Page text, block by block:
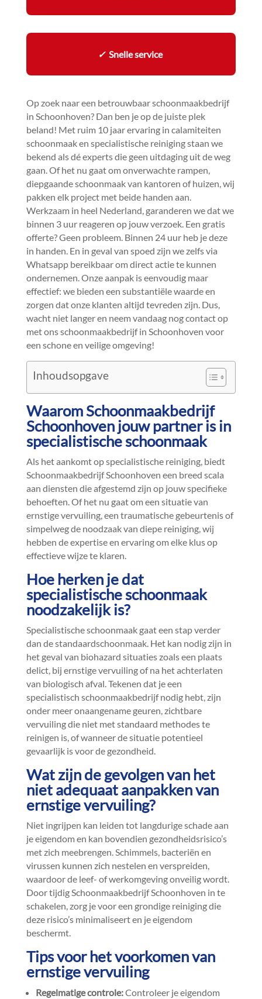
✓Snelle service
Op zoek naar een betrouwbaar schoonmaakbedrijf
in Schoonhoven? Dan ben je op de juiste plek
beland! Met ruim 10 jaar ervaring in calamiteiten
schoonmaak en specialistische reiniging staan we
bekend als dé experts die geen uitdaging uit de weg
gaan.​ Of het nu gaat om onverwachte rampen,
diepgaande schoonmaak van kantoren of huizen, wij
pakken elk project met beide handen aan.​
Werkzaam in heel Nederland, garanderen we dat we
binnen 3 uur reageren op jouw verzoek.​ Een gratis
offerte? Geen probleem.​ Binnen 24 uur heb je deze
in handen.​ En in geval van spoed zijn we zelfs via
Whatsapp bereikbaar om direct actie te kunnen
ondernemen.​ Onze aanpak is eenvoudig maar
effectief: we bieden een substantiële waarde en
zorgen dat onze klanten altijd tevreden zijn.​ Dus,
wacht niet langer en neem vandaag nog contact op
met ons schoonmaakbedrijf in Schoonhoven voor
een schone en veilige omgeving!
Inhoudsopgave
Waarom Schoonmaakbedrijf
Schoonhoven jouw partner is in
specialistische schoonmaak
Als het aankomt op specialistische reiniging, biedt
Schoonmaakbedrijf Schoonhoven een breed scala
aan diensten die afgestemd zijn op jouw specifieke
behoeften.​ Of het nu gaat om een situatie van
ernstige vervuiling, een traumatische gebeurtenis of
simpelweg de noodzaak van diepe reiniging, wij
hebben de expertise en ervaring om elke klus op
effectieve wijze te klaren.​
Hoe herken je dat
specialistische schoonmaak
noodzakelijk is?
Specialistische schoonmaak gaat een stap verder
dan de standaardschoonmaak.​ Het kan nodig zijn in
het geval van biohazard situaties zoals een plaats
delict, bij ernstige vervuiling of na het achterlaten
van biologisch afval.​ Tekenen dat je een
specialistisch schoonmaakbedrijf nodig hebt, zijn
onder meer onaangename geuren, zichtbare
vervuiling die niet met standaard methodes te
reinigen is, of wanneer de situatie potentieel
gevaarlijk is voor de gezondheid.​
Wat zijn de gevolgen van het
niet adequaat aanpakken van
ernstige vervuiling?
Niet ingrijpen kan leiden tot langdurige schade aan
je eigendom en kan bovendien gezondheidsrisico’s
met zich meebrengen.​ Schimmels, bacteriën en
virussen kunnen zich nestelen en verspreiden,
waardoor de leef- of werkomgeving onveilig wordt.​
Door tijdig Schoonmaakbedrijf Schoonhoven in te
schakelen, zorg je voor een grondige reiniging die
deze risico’s minimaliseert en je eigendom
beschermt.​
Tips voor het voorkomen van
ernstige vervuiling
Regelmatige controle:Controleer je eigendom